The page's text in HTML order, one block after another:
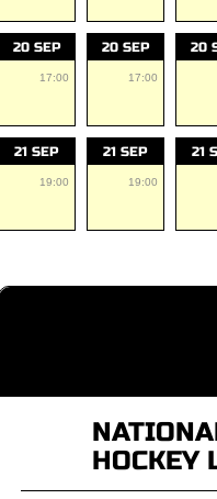
20 SEP
17:00
20 SEP
17:00
20
21 SEP
19:00
21 SEP
19:00
21
HOCKEY